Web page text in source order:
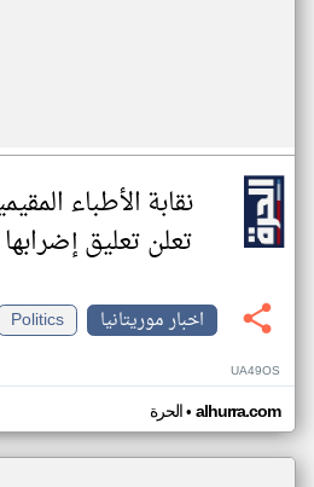
نقابة الأطباء
تعلن تعليق إضرابها
اخبار موريتانيا
Politics
UA49OS
الحرة• alhurra.com